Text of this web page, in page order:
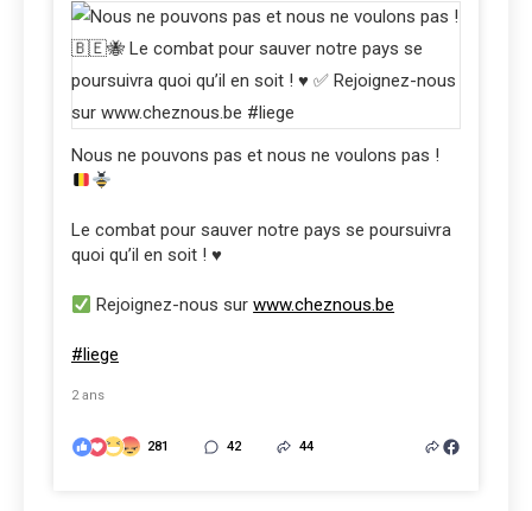
Nous ne pouvons pas et nous ne voulons pas !
Le combat pour sauver notre pays se poursuivra
quoi qu’il en soit ! ♥️
Rejoignez-nous surwww.cheznous.be
#liege
2 ans
281 42 44